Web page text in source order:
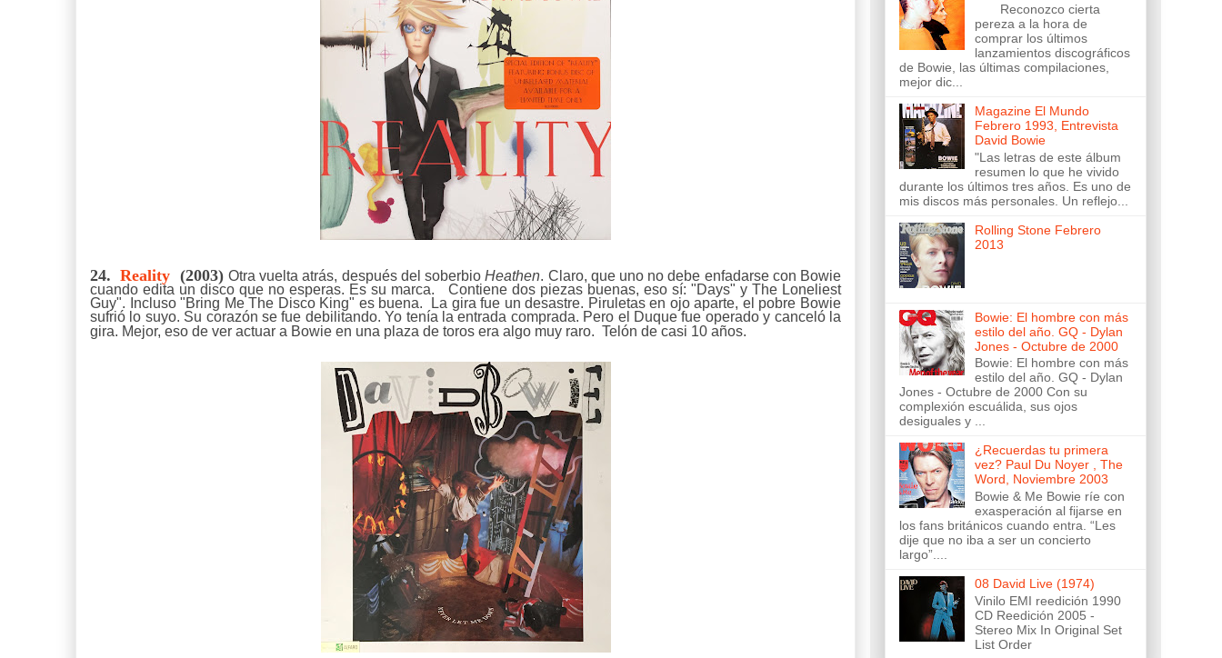
24.Reality (2003) Otra vuelta atrás, después del soberbioHeathen. Claro, que uno no debe enfadarse con Bowie
cuando edita un disco que no esperas. Es su marca. Contiene dos piezas buenas, eso sí: "Days" y The Loneliest
Guy". Incluso "Bring Me The Disco King" es buena. La gira fue un desastre. Piruletas en ojo aparte, el pobre Bowie
sufrió lo suyo. Su corazón se fue debilitando. Yo tenía la entrada comprada. Pero el Duque fue operado y canceló la
gira. Mejor, eso de ver actuar a Bowie en una plaza de toros era algo muy raro. Telón de casi 10 años.
Reconozco cierta
pereza a la hora de
comprar los últimos
lanzamientos discográficos
de Bowie, las últimas compilaciones,
mejor dic...
Magazine El Mundo
Febrero 1993, Entrevista
David Bowie
"Las letras de este álbum
resumen lo que he vivido
durante los últimos tres años. Es uno de
mis discos más personales. Un reflejo...
Rolling Stone Febrero
2013
Bowie: El hombre con más
estilo del año. GQ - Dylan
Jones - Octubre de 2000
Bowie: El hombre con más
estilo del año. GQ - Dylan
Jones - Octubre de 2000 Con su
complexión escuálida, sus ojos
desiguales y ...
¿Recuerdas tu primera
vez? Paul Du Noyer , The
Word, Noviembre 2003
Bowie & Me Bowie ríe con
exasperación al fijarse en
los fans británicos cuando entra. “Les
dije que no iba a ser un concierto
largo”....
08 David Live (1974)
Vinilo EMI reedición 1990
CD Reedición 2005 -
Stereo Mix In Original Set
List Order